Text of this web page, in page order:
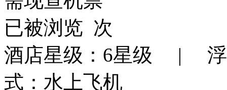
已被浏览 次
酒店星级：6星级 |
式：水上飞机